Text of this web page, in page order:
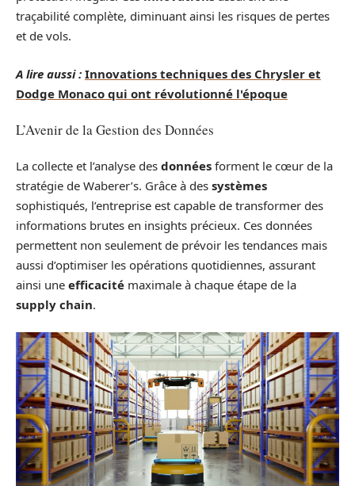
traçabilité complète, diminuant ainsi les risques de pertes
et de vols.
A lire aussi : Innovations techniques des Chrysler et
Dodge Monaco qui ont révolutionné l'époque
L’Avenir de la Gestion des Données
La collecte et l’analyse des données forment le cœur de la
stratégie de Waberer’s. Grâce à des systèmes
sophistiqués, l’entreprise est capable de transformer des
informations brutes en insights précieux. Ces données
permettent non seulement de prévoir les tendances mais
aussi d’optimiser les opérations quotidiennes, assurant
ainsi une efficacité maximale à chaque étape de la
supply chain.